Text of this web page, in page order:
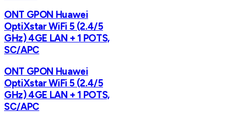
ONT GPON Huawei
OptiXstar WiFi 5 (2.4/5
GHz) 4GE LAN + 1 POTS,
SC/APC
ONT GPON Huawei
OptiXstar WiFi 5 (2.4/5
GHz) 4GE LAN + 1 POTS,
SC/APC